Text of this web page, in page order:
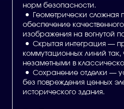
норм безопасности.
Геометрически
обеспечение
изображения на вогнутой
Скрытая интеграция —
коммутационных линий так,
незаметными в
Сохранение отделки —
без повреждения ценных
исторического здания.